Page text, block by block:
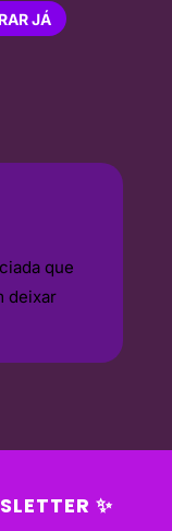
JÁ
que
deixar
✨